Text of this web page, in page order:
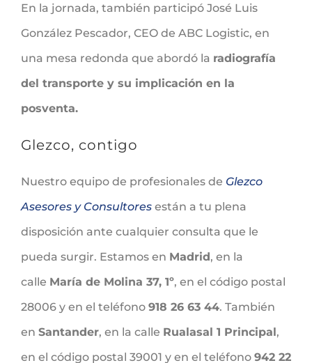
En la jornada, también participó José Luis
González Pescador, CEO de ABC Logistic, en
una mesa redonda que abordó la radiografía
del transporte y su implicación en la
posventa.
Glezco, contigo
Nuestro equipo de profesionales de Glezco
Asesores y Consultores están a tu plena
disposición ante cualquier consulta que le
pueda surgir. Estamos en Madrid, en la
calle María de Molina 37, 1º, en el código postal
28006 y en el teléfono 918 26 63 44. También
en Santander, en la calle Rualasal 1 Principal,
en el código postal 39001 y en el teléfono 942 22